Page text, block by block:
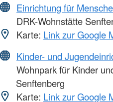
Einrichtung für
DRK-Wohnstätte
Karte: Link zur Google
Kinder- und
Wohnpark für Kinder
Senftenberg
Karte: Link zur Google